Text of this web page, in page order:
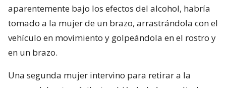
aparentemente bajo los efectos del alcohol, habría
tomado a la mujer de un brazo, arrastrándola con el
vehículo en movimiento y golpeándola en el rostro y
en un brazo.
Una segunda mujer intervino para retirar a la